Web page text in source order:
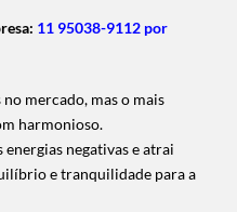
11 95038-9112 por
mercado, mas o mais
harmonioso.
negativas e atrai
e tranquilidade para a